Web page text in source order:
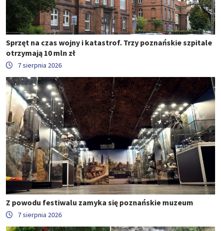
Sprzęt na czas wojny i katastrof. Trzy poznańskie szpitale
otrzymają 10 mln zł
7 sierpnia 2026
Z powodu festiwalu zamyka się poznańskie muzeum
7 sierpnia 2026